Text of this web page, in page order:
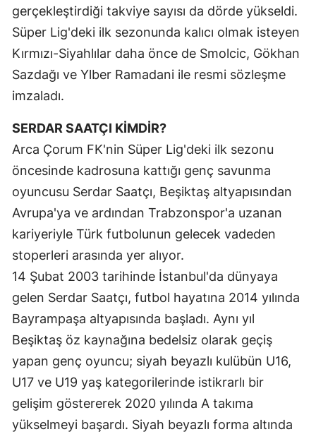
İstanbul
İzmir
Kayseri
Kırklareli
Konya
Kütahya
Malatya
Manisa
Kahramanmaraş
Mardin
gerçekleştirdiği takviye sayısı da dörde yükseldi.
Süper Lig'deki ilk sezonunda kalıcı olmak isteyen
Kırmızı-Siyahlılar daha önce de Smolcic, Gökhan
Sazdağı ve Ylber Ramadani ile resmi sözleşme
imzaladı.
SERDAR SAATÇI KİMDİR?
Arca Çorum FK'nin Süper Lig'deki ilk sezonu
öncesinde kadrosuna kattığı genç savunma
oyuncusu Serdar Saatçı, Beşiktaş altyapısından
Avrupa'ya ve ardından Trabzonspor'a uzanan
kariyeriyle Türk futbolunun gelecek vadeden
stoperleri arasında yer alıyor.
14 Şubat 2003 tarihinde İstanbul'da dünyaya
gelen Serdar Saatçı, futbol hayatına 2014 yılında
Bayrampaşa altyapısında başladı. Aynı yıl
Beşiktaş öz kaynağına bedelsiz olarak geçiş
yapan genç oyuncu; siyah beyazlı kulübün U16,
U17 ve U19 yaş kategorilerinde istikrarlı bir
gelişim göstererek 2020 yılında A takıma
yükselmeyi başardı. Siyah beyazlı forma altında